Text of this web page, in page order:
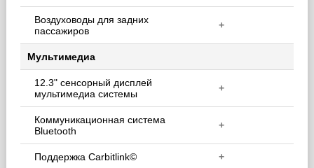
Воздуховоды для задних
пассажиров
+
Мультимедиа
12.3" сенсорный дисплей
мультимедиа системы
+
Коммуникационная система
Bluetooth
+
Поддержка Carbitlink© +